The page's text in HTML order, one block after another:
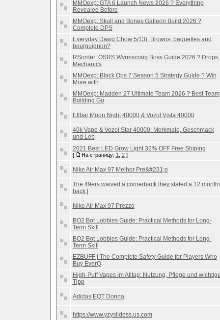
MMOexp: GTA 6 Launch News 2026 ? Everything
Revealed Before
MMOexp: Skull and Bones Galleon Build 2026 ?
Complete DPS
Everyday Dawg Chow 5/13): Browns, baguettes and
bourguignon?
RSorder: OSRS Wyrmscraig Boss Guide 2026 ? Drops,
Mechanics
MMOexp: Black Ops 7 Season 5 Strategy Guide ? Win
More with
MMOexp: Madden 27 Ultimate Team 2026 ? Best Team
Building Gu
Elfbar Moon Night 40000 & Vozol Vista 40000
40k Vape & Vozol Star 40000: Merkmale, Geschmack
und Leb
2021 Best LED Grow Light 32% OFF Free Shiping
[ На страницу: 1 2]
Nike Air Max 97 Melhor Pre&#231;o
The 49ers waived a cornerback they stated a 12
back |
Nike Air Max 97 Prezzo
BO2 Bot Lobbies Guide: Practical Methods for Long-
Term Skill
BO2 Bot Lobbies Guide: Practical Methods for Long-
Term Skill
EZBUFF | The Complete Safety Guide for Players Who
Buy EverQ
High-Puff Vapes im Alltag: Nutzung, Pflege und
Tipp
Adidas EQT Donna
https://www.yzyslidess.us.com